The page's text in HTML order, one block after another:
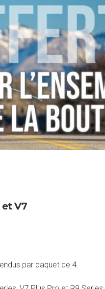
et V7
par paquet de 4.